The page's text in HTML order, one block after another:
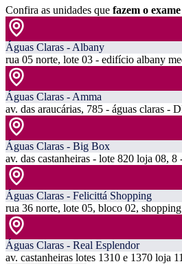
Confira as unidades que fazem o exame
Águas Claras - Albany
rua 05 norte, lote 03 - edifício albany
Águas Claras - Amma
av. das araucárias, 785 - águas claras -
Águas Claras - Big Box
av. das castanheiras - lote 820 loja 08, 8
Águas Claras - Felicittá Shopping
rua 36 norte, lote 05, bloco 02,
Águas Claras - Real Esplendor
av. castanheiras lotes 1310 e 1370 loja